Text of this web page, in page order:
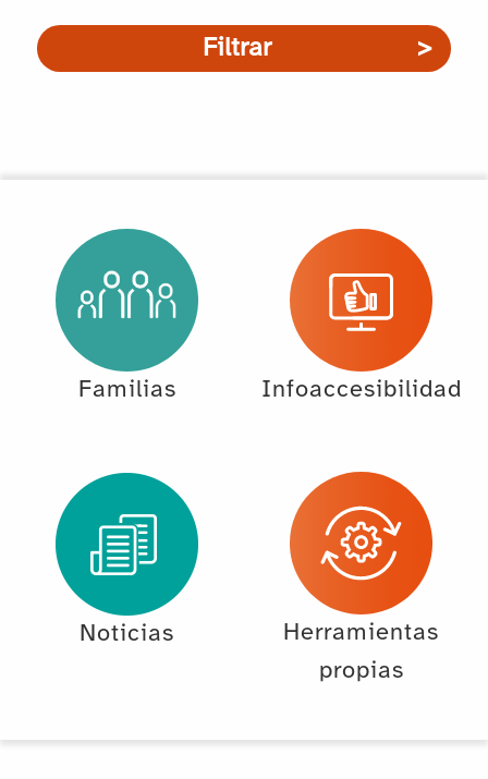
Filtrar
Familias Infoaccesibilidad
Noticias
Herramientas
propias